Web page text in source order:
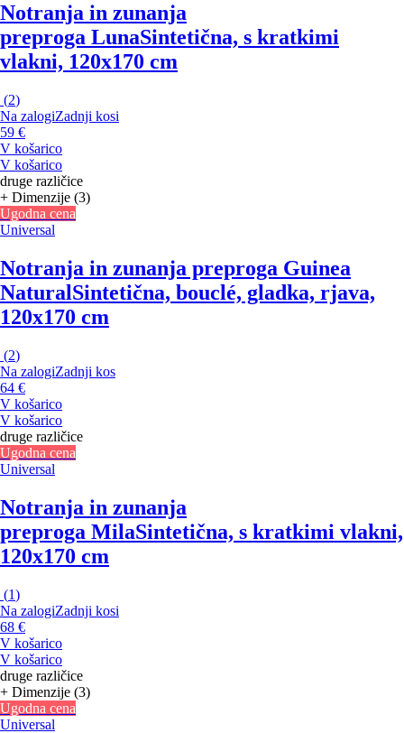
Notranja in zunanja
preproga LunaSintetična, s kratkimi
vlakni, 120x170 cm
(2)
Na zalogiZadnji kosi
59 €
V košarico
V košarico
druge različice
+ Dimenzije (3)
Ugodna cena
Universal
Notranja in zunanja preproga Guinea
Natural Sintetična, bouclé, gladka, rjava,
120x170 cm
(2)
Na zalogiZadnji kos
64 €
V košarico
V košarico
druge različice
Ugodna cena
Universal
Notranja in zunanja
preproga MilaSintetična, s kratkimi vlakni,
120x170 cm
(1)
Na zalogiZadnji kosi
68 €
V košarico
V košarico
druge različice
+ Dimenzije (3)
Ugodna cena
Universal